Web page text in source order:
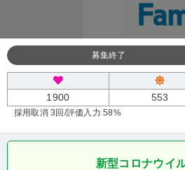
募集終了
1900 553
採用取消 3回 /評価入力 58%
新型コロナウイ